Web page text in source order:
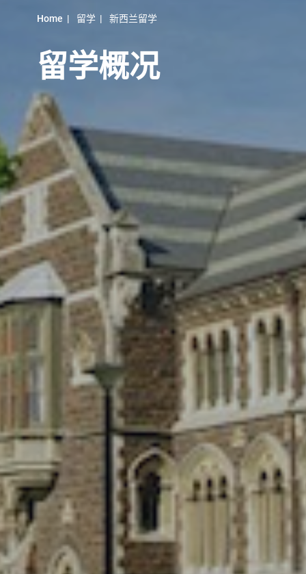
Home | 留学| 新西兰留学
留学概况